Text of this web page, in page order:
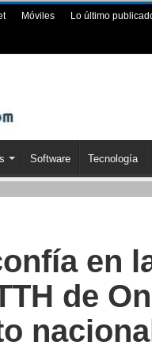
Móviles Lo último
Software Tecnología
en
de